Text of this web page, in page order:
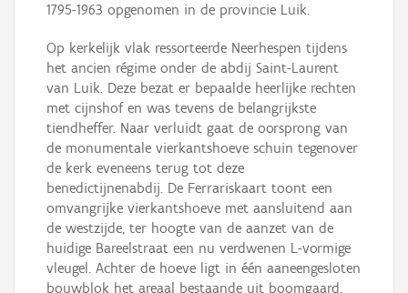
1795-1963 opgenomen in de provincie Luik.
Op kerkelijk vlak ressorteerde Neerhespen tijdens
het ancien régime onder de abdij Saint-Laurent
van Luik. Deze bezat er bepaalde heerlijke rechten
met cijnshof en was tevens de belangrijkste
tiendheffer. Naar verluidt gaat de oorsprong van
de monumentale vierkantshoeve schuin tegenover
de kerk eveneens terug tot deze
benedictijnenabdij. De Ferrariskaart toont een
omvangrijke vierkantshoeve met aansluitend aan
de westzijde, ter hoogte van de aanzet van de
huidige Bareelstraat een nu verdwenen L-vormige
vleugel. Achter de hoeve ligt in één aaneengesloten
bouwblok het areaal bestaande uit boomgaard,